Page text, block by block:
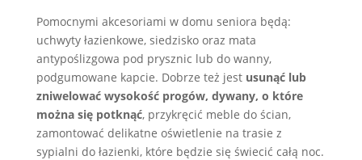
Pomocnymi akcesoriami w domu seniora będą:
uchwyty łazienkowe, siedzisko oraz mata
antypoślizgowa pod prysznic lub do wanny,
podgumowane kapcie. Dobrze też jest usunąć lub
zniwelować wysokość progów, dywany, o które
można się potknąć, przykręcić meble do ścian,
zamontować delikatne oświetlenie na trasie z
sypialni do łazienki, które będzie się świecić całą noc.